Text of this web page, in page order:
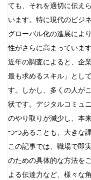
ても、それを適切に伝え
います。特に現代のビジ
グローバル化の進展によ
性がさらに高まっています
近年の調査によると、企
最も求めるスキル」として
す。しかし、多くの人が
状です。デジタルコミュ
のやり取りが減少し、本
つつあることも、大きな
この記事では、職場で即
のための具体的な方法を
よる伝達力など、様々な